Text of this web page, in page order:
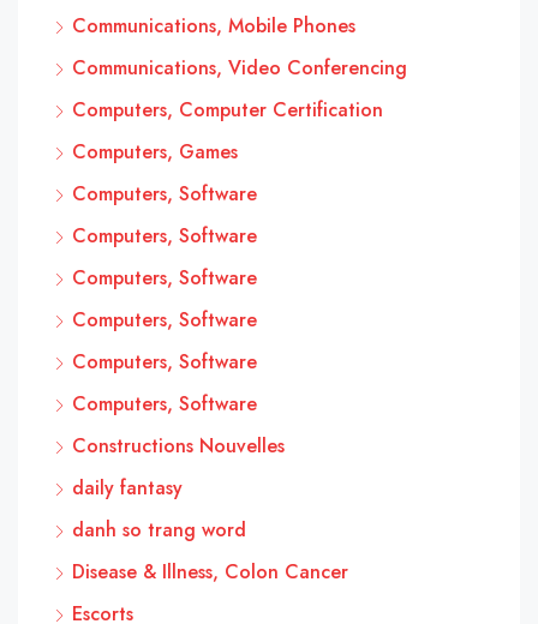
Communications, Mobile Phones
Communications, Video Conferencing
Computers, Computer Certification
Computers, Games
Computers, Software
Computers, Software
Computers, Software
Computers, Software
Computers, Software
Computers, Software
Constructions Nouvelles
daily fantasy
danh so trang word
Disease & Illness, Colon Cancer
Escorts